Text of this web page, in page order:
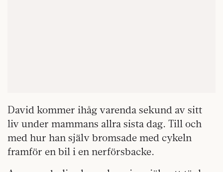
David kommer ihåg varenda sekund av sitt
liv under mammans allra sista dag. Till och
med hur han själv bromsade med cykeln
framför en bil i en nerförsbacke.